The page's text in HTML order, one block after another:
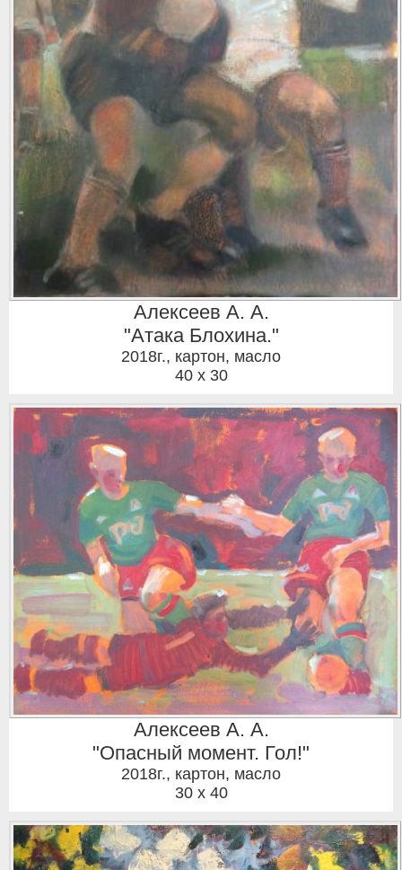
Алексеев А. А.
"Атака Блохина."
2018г., картон, масло
40 x 30
Алексеев А. А.
"Опасный момент. Гол!"
2018г., картон, масло
30 x 40